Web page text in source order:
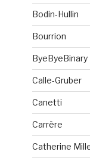
Bodin-Hullin
Bourrion
ByeByeBinary
Calle-Gruber
Canetti
Carrère
Catherine